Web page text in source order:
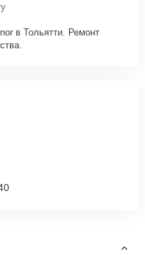
в Тольятти. Ремонт